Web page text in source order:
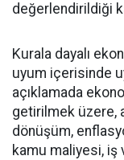
değerlendirildiği
Kurala dayalı
uyum içerisinde
açıklamada
getirilmek üzere,
dönüşüm,
kamu maliyesi, iş